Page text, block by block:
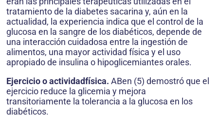
tratamiento de la diabetes sacarina y, aún en la
actualidad, la experiencia indica que el control de la
glucosa en la sangre de los diabéticos, depende de
una interacción cuidadosa entre la ingestión de
alimentos, una mayor actividad física y el uso
apropiado de insulina o hipoglicemiantes orales.
Ejercicio o actividadfísica. ABen (5) demostró que el
ejercicio reduce la glicemia y mejora
transitoriamente la tolerancia a la glucosa en los
diabéticos.